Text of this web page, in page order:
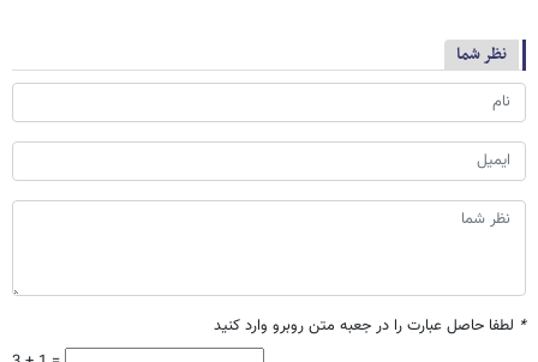
نظر شما
* لطفا حاصل عبارت را در جعبه متن روبرو وارد کنید